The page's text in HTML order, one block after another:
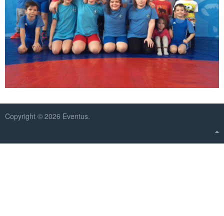
Copyright © 2026 Eventus.
Prehľad použitia sponzorských príspevkov 2018